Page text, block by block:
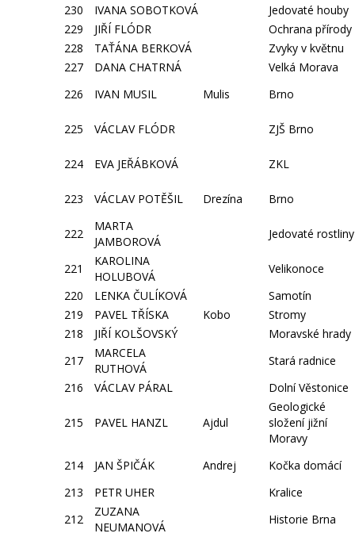
230
IVANA SOBOTKOVÁ
Jedovaté houby
229
JIŘÍ FLÓDR
Ochrana přírody
228
TAŤÁNA BERKOVÁ
Zvyky v květnu
227
DANA CHATRNÁ
Velká Morava
226
IVAN MUSIL Mulis Brno
225 VÁCLAV FLÓDR ZJŠ Brno
224 EVA JEŘÁBKOVÁ ZKL
223 VÁCLAV POTĚŠIL Drezína Brno
222
MARTA
JAMBOROVÁ
Jedovaté rostliny
221
KAROLINA
HOLUBOVÁ
Velikonoce
220
LENKA ČULÍKOVÁ
Samotín
219
PAVEL TŘÍSKA Kobo
Stromy
218
JIŘÍ KOLŠOVSKÝ
Moravské hrady
217
MARCELA
RUTHOVÁ
Stará radnice
216
VÁCLAV PÁRAL Dolní Věstonice
215 PAVEL HANZL Ajdul
Geologické
složení jižní
Moravy
214
JAN ŠPIČÁK Andrej
Kočka domácí
213
PETR UHER
Kralice
212
ZUZANA
NEUMANOVÁ
Historie Brna